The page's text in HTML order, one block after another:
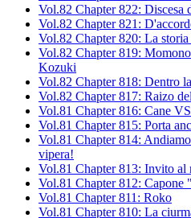
Vol.82 Chapter 822: Discesa
Vol.82 Chapter 821:
Vol.82 Chapter 820: La storia
Vol.82 Chapter 819:
Kozuki
Vol.82 Chapter 818: Dentro
Vol.82 Chapter 817: Raizo
Vol.81 Chapter 816: Cane
Vol.81 Chapter 815: Porta
Vol.81 Chapter 814:
vipera!
Vol.81 Chapter 813: Invito al
Vol.81 Chapter 812: Capone
Vol.81 Chapter 811: Roko
Vol.81 Chapter 810: La